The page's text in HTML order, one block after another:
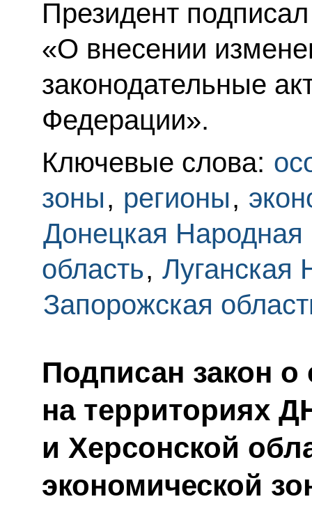
Президент
«О внесении
законодательные
Федерации».
Ключевые слова:
зоны, регионы,
Донецкая Народная
область, Луганская
Запорожская
Подписан закон о
на территориях
и Херсонской
экономической